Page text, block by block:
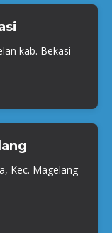
kab. Bekasi
Kec. Magelang